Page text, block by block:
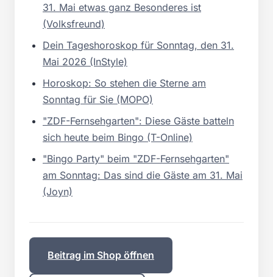
31. Mai etwas ganz Besonderes ist
(Volksfreund)
Dein Tageshoroskop für Sonntag, den 31.
Mai 2026 (InStyle)
Horoskop: So stehen die Sterne am
Sonntag für Sie (MOPO)
"ZDF-Fernsehgarten": Diese Gäste batteln
sich heute beim Bingo (T-Online)
"Bingo Party" beim "ZDF-Fernsehgarten"
am Sonntag: Das sind die Gäste am 31. Mai
(Joyn)
Beitrag im Shop öffnen